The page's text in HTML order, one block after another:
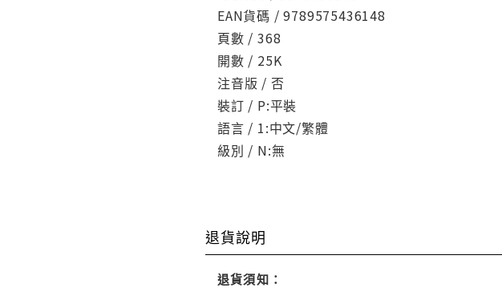
EAN貨碼 / 9789575436148
頁數 / 368
開數 / 25K
注音版 / 否
裝訂 / P:平裝
語言 / 1:中文/繁體
級別 / N:無
退貨說明
退貨須知：